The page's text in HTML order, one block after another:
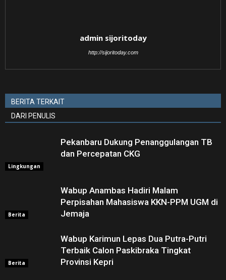
admin sijoritoday
http://sijoritoday.com
BERITA TERKAIT
DARI PENULIS
Lingkungan
Pekanbaru Dukung Penanggulangan TB
dan Percepatan CKG
Berita
Wabup Anambas Hadiri Malam
Perpisahan Mahasiswa KKN-PPM UGM di
Jemaja ‎
Berita
Wabup Karimun Lepas Dua Putra-Putri
Terbaik Calon Paskibraka Tingkat
Provinsi Kepri